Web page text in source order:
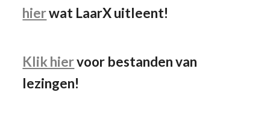
hierwat LaarX uitleent!
Klik hiervoor bestanden van
lezingen!